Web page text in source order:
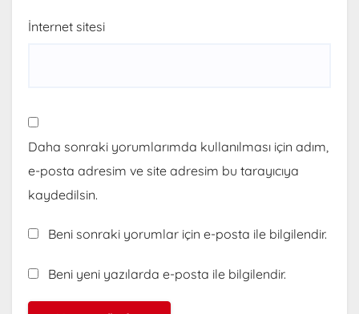
İnternet sitesi
Daha sonraki yorumlarımda kullanılması için adım,
e-posta adresim ve site adresim bu tarayıcıya
kaydedilsin.
Beni sonraki yorumlar için e-posta ile bilgilendir.
Beni yeni yazılarda e-posta ile bilgilendir.